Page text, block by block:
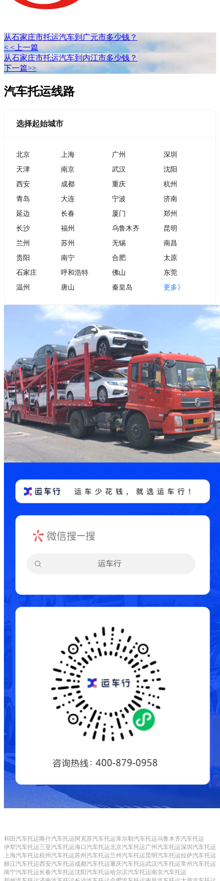
从石家庄市托运汽车到广元市多少钱？
< <上一篇
从石家庄市托运汽车到内江市多少钱？
下一篇>>
汽车托运线路
选择起始城市
北京 上海 广州
深圳
天津
南京 武汉
沈阳
西安
成都 重庆
杭州
青岛
大连 宁波
济南
延边
长春 厦门
郑州
长沙
福州 乌鲁木齐
昆明
兰州
苏州 无锡
南昌
贵阳
南宁 合肥
太原
石家庄
呼和浩特 佛山
东莞
温州
唐山 秦皇岛 更多》
和田汽车托运喀什汽车托运 阿克苏汽车托运库尔勒汽车托运乌鲁木齐汽车托运
伊犁汽车托运三亚汽车托运海口汽车托运北京汽车托运广州汽车托运深圳汽车托运
上海汽车托运杭州汽车托运苏州汽车托运兰州汽车托运昆明汽车托运拉萨汽车托运
丽江汽车托运西安汽车托运成都汽车托运重庆汽车托运武汉汽车托运常州汽车托运
南宁汽车托运长春汽车托运沈阳汽车托运哈尔滨汽车托运南京汽车托运